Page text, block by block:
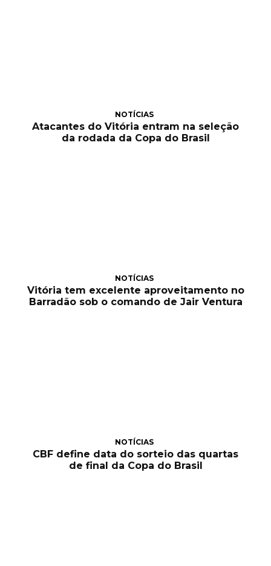
NOTÍCIAS
Atacantes do Vitória entram na seleção
da rodada da Copa do Brasil
NOTÍCIAS
Vitória tem excelente aproveitamento no
Barradão sob o comando de Jair Ventura
NOTÍCIAS
CBF define data do sorteio das quartas
de final da Copa do Brasil